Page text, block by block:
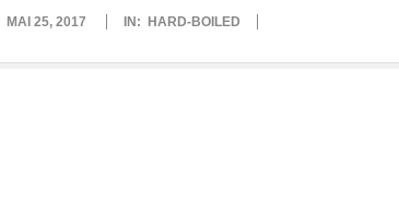
MAI 25, 2017 IN: HARD-BOILED